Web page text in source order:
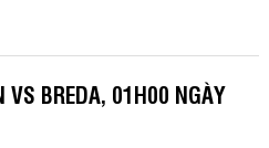
VS BREDA, 01H00 NGÀY